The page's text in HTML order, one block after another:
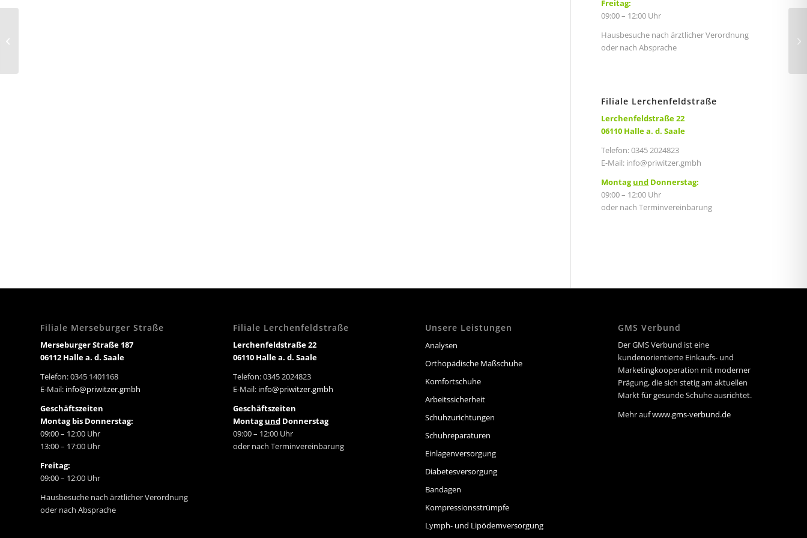
Freitag:
09:00 – 12:00 Uhr
Hausbesuche nach ärztlicher Verordnung
oder nach Absprache
Filiale Lerchenfeldstraße
Lerchenfeldstraße 22
06110 Halle a. d. Saale
Telefon: 0345 2024823
E-Mail: info@priwitzer.gmbh
Montagund Donnerstag:
09:00 – 12:00 Uhr
oder nach Terminvereinbarung
Filiale Merseburger Straße
Merseburger Straße 187
06112 Halle a. d. Saale
Telefon: 0345 1401168
E-Mail: info@priwitzer.gmbh
Geschäftszeiten
Montag bis Donnerstag:
09:00 – 12:00 Uhr
13:00 – 17:00 Uhr
Freitag:
09:00 – 12:00 Uhr
Hausbesuche nach ärztlicher Verordnung
oder nach Absprache
Filiale Lerchenfeldstraße
Lerchenfeldstraße 22
06110 Halle a. d. Saale
Telefon: 0345 2024823
E-Mail: info@priwitzer.gmbh
Geschäftszeiten
MontagundDonnerstag
09:00 – 12:00 Uhr
oder nach Terminvereinbarung
Unsere Leistungen
Analysen
Orthopädische Maßschuhe
Komfortschuhe
Arbeitssicherheit
Schuhzurichtungen
Schuhreparaturen
Einlagenversorgung
Diabetesversorgung
Bandagen
Kompressionsstrümpfe
Lymph- und Lipödemversorgung
GMS Verbund
Der GMS Verbund ist eine
kundenorientierte Einkaufs- und
Marketingkooperation mit moderner
Prägung, die sich stetig am aktuellen
Markt für gesunde Schuhe ausrichtet.
Mehr aufwww.gms-verbund.de